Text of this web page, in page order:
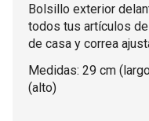
Bolsillo exterior
todos tus artículos
de casa y correa
Medidas: 29 cm
(alto)